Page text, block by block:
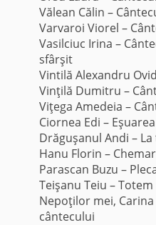
Vălean Călin –
Varvaroi Viorel –
Vasilciuc Irina –
sfârşit
Vintilă Alexandru
Vinţilă Dumitru –
Viţega Amedeia –
Ciornea Edi –
Drăguşanul Andi –
Hanu Florin –
Parascan Buzu –
Teişanu Teiu –
Nepoţilor mei,
cântecului